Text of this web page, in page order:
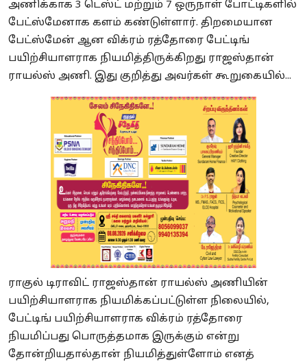
அணிக்காக 3 டெஸ்ட் மற்றும் 7 ஒருநாள் போட்டிகளில்
பேட்ஸ்மேனாக களம் கண்டுள்ளார். திறமையான
பேட்ஸ்மேன் ஆன விக்ரம் ரத்தோரை பேட்டிங்
பயிற்சியாளராக நியமித்திருக்கிறது ராஜஸ்தான்
ராயல்ஸ் அணி. இது குறித்து அவர்கள் கூறுகையில்...
ராகுல் டிராவிட் ராஜஸ்தான் ராயல்ஸ் அணியின்
பயிற்சியாளராக நியமிக்கப்பட்டுள்ள நிலையில்,
பேட்டிங் பயிற்சியாளராக விக்ரம் ரத்தோரை
நியமிப்பது பொருத்தமாக இருக்கும் என்று
தோன்றியதால்தான் நியமித்துள்ளோம் எனத்